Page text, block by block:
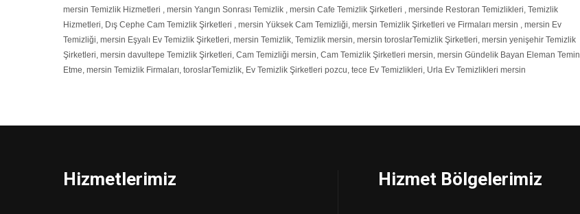
mersin Temizlik Hizmetleri , mersin Yangın Sonrası Temizlik , mersin Cafe Temizlik Şirketleri , mersinde Restoran Temizlikleri, Temizlik
Hizmetleri, Dış Cephe Cam Temizlik Şirketleri , mersin Yüksek Cam Temizliği, mersin Temizlik Şirketleri ve Firmaları mersin , mersin Ev
Temizliği, mersin Eşyalı Ev Temizlik Şirketleri, mersin Temizlik, Temizlik mersin, mersin toroslarTemizlik Şirketleri, mersin yenişehir Temizlik
Şirketleri, mersin davultepe Temizlik Şirketleri, Cam Temizliği mersin, Cam Temizlik Şirketleri mersin, mersin Gündelik Bayan Eleman Temin
Etme, mersin Temizlik Firmaları, toroslarTemizlik, Ev Temizlik Şirketleri pozcu, tece Ev Temizlikleri, Urla Ev Temizlikleri mersin
Hizmetlerimiz Hizmet Bölgelerimiz